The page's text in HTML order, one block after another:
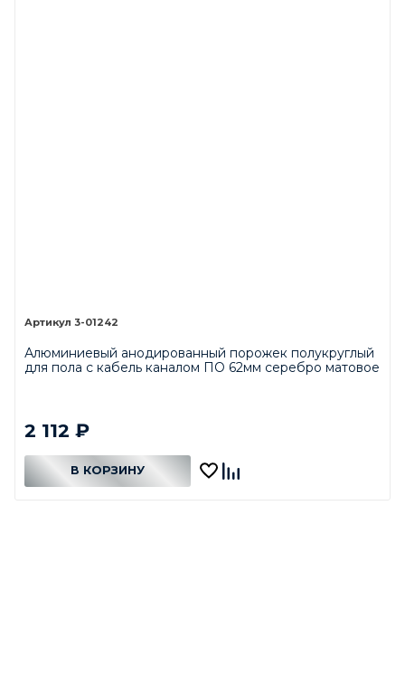
3-01242
Алюминиевый анодированный порожек полукруглый
для пола с кабель каналом ПО 62мм серебро матовое
2 112 ₽
В КОРЗИНУ В КОРЗИНЕ